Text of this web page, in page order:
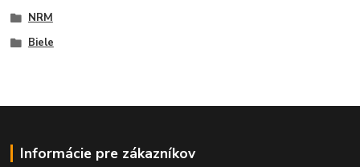
NRM
Biele
Informácie pre zákazníkov